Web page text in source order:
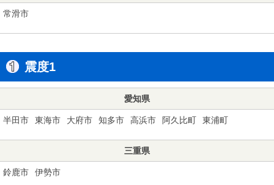
常滑市
震度1
愛知県
半田市 東海市 大府市 知多市 高浜市 阿久比町 東浦町
三重県
鈴鹿市 伊勢市